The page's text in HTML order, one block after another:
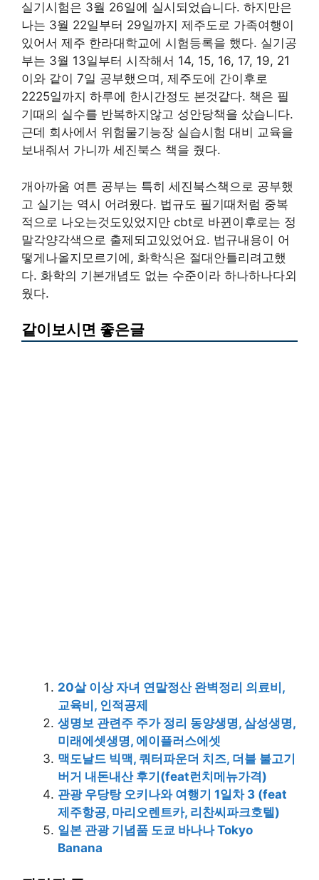
실기시험은 3월 26일에 실시되었습니다. 하지만은
나는 3월 22일부터 29일까지 제주도로 가족여행이
있어서 제주 한라대학교에 시험등록을 했다. 실기공
부는 3월 13일부터 시작해서 14, 15, 16, 17, 19, 21
이와 같이 7일 공부했으며, 제주도에 간이후로
2225일까지 하루에 한시간정도 본것같다. 책은 필
기때의 실수를 반복하지않고 성안당책을 샀습니다.
근데 회사에서 위험물기능장 실습시험 대비 교육을
보내줘서 가니까 세진북스 책을 줬다.
개아까움 여튼 공부는 특히 세진북스책으로 공부했
고 실기는 역시 어려웠다. 법규도 필기때처럼 중복
적으로 나오는것도있었지만 cbt로 바뀐이후로는 정
말각양각색으로 출제되고있었어요. 법규내용이 어
떻게나올지모르기에, 화학식은 절대안틀리려고했
다. 화학의 기본개념도 없는 수준이라 하나하나다외
웠다.
같이보시면 좋은글
20살 이상 자녀 연말정산 완벽정리 의료비,
교육비, 인적공제
생명보 관련주 주가 정리 동양생명, 삼성생명,
미래에셋생명, 에이플러스에셋
맥도날드 빅맥, 쿼터파운더 치즈, 더블 불고기
버거 내돈내산 후기(feat런치메뉴가격)
관광 우당탕 오키나와 여행기 1일차 3 (feat
제주항공, 마리오렌트카, 리찬씨파크호텔)
일본 관광 기념품 도쿄 바나나 Tokyo
Banana